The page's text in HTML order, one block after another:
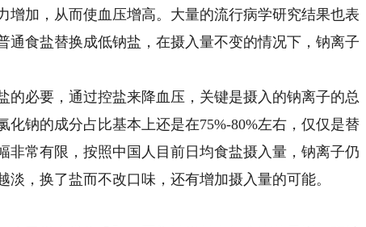
增加，从而使血压增高。大量的流行病学研究结果也表
通食盐替换成低钠盐，在摄入量不变的情况下，钠离子
必要，通过控盐来降血压，关键是摄入的钠离子的总
钠的成分占比基本上还是在75%-80%左右，仅仅是替
非常有限，按照中国人目前日均食盐摄入量，钠离子仍
，换了盐而不改口味，还有增加摄入量的可能。